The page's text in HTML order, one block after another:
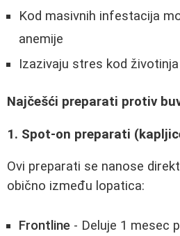
Kod masivnih infestacija
anemije
Izazivaju stres kod životinja
Najčešći preparati protiv
1. Spot-on preparati
Ovi preparati se nanose
obično između lopatica:
Frontline - Deluje 1 mesec